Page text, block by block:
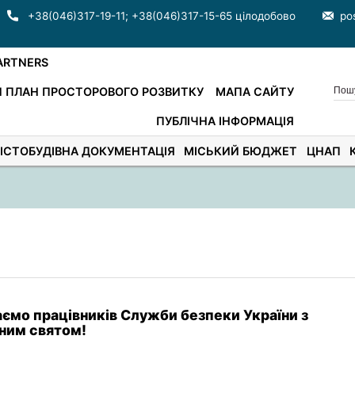
+38(046)317-19-11; +38(046)317-15-65 цілодобово
ПРОСТОРОВОГО РОЗВИТКУ МАПА САЙТУ
ПУБЛІЧНА ІНФОРМАЦІЯ
ДОКУМЕНТАЦІЯ МІСЬКИЙ БЮДЖЕТ ЦНАП
працівників Служби безпеки України з
святом!